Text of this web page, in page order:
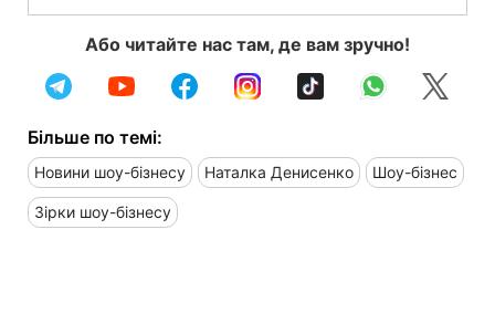
Або читайте нас там, де вам зручно!
Більше по темі:
Новини шоу-бізнесу Наталка Денисенко Шоу-бізнес
Зірки шоу-бізнесу